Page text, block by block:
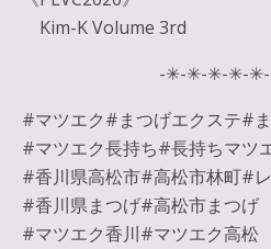
Kim-K Volume 3rd
-✳︎-✳︎-✳︎-✳︎-
#マツエク#まつげエクステ#
#マツエク長持ち#長持ちマツ
#香川県高松市#高松市林町#
#香川県まつげ#高松市まつげ
#マツエク香川#マツエク高松